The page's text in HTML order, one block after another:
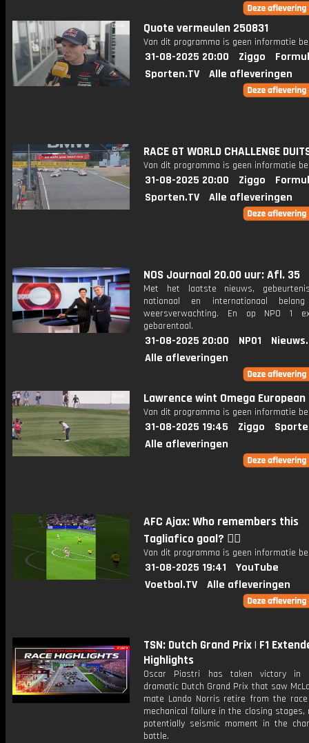
Quote vermeulen 250831
Van dit programma is geen informatie
31-08-2025 20:00 Ziggo
Sporten.TV
Alle afleveringen
RACE GT WORLD CHALLENGE
Van dit programma is geen informatie
31-08-2025 20:00 Ziggo
Sporten.TV
Alle afleveringen
NOS Journaal 20.00 uur: Afl. 35
Met het laatste nieuws,
nationaal en internationaal
weersverwachting. En op NPO 1
gebarentaal.
31-08-2025 20:00 NPO1
Alle afleveringen
Lawrence wint Omega European
Van dit programma is geen informatie
31-08-2025 19:45 Ziggo
Alle afleveringen
AFC Ajax: Who remembers this
Tagliafico goal? 😮‍💨
Van dit programma is geen informatie
31-08-2025 19:41
YouTube
Voetbal.TV
Alle afleveringen
TSN: Dutch Grand Prix | F1
Highlights
Oscar Piastri has taken victory in
dramatic Dutch Grand Prix that saw
mate Lando Norris retire from the
mechanical failure in the closing stages,
potentially seismic moment in the
battle.